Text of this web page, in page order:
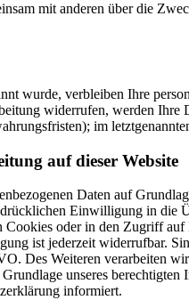
mit anderen über die
wurde, verbleiben Ihre
widerrufen, werden
im
auf dieser Website
Daten auf
Einwilligung in die
oder in den Zugriff
ist jederzeit widerrufbar.
Des Weiteren verarbeiten
unseres
informiert.